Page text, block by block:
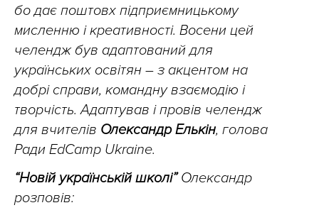
бо дає поштовх підприємницькому
мисленню і креативності. Восени цей
челендж був адаптований для
українських освітян – з акцентом на
добрі справи, командну взаємодію і
творчість. Адаптував і провів челендж
для вчителів Олександр Елькін, голова
Ради EdCamp Ukraine.
“Новій українській школі”Олександр
розповів: